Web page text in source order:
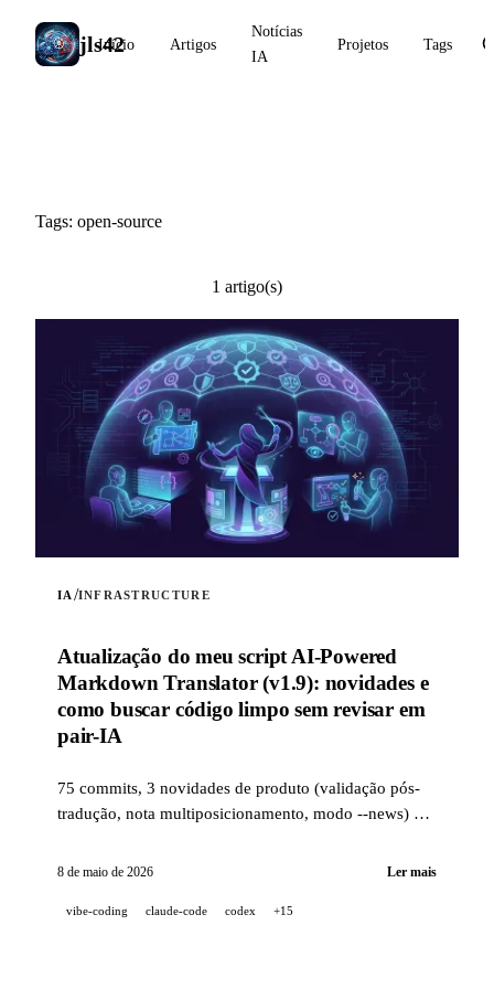
jls42
Início Artigos
Notícias
IA
Projetos Tags
Tags: open-source
1 artigo(s)
IA /INFRASTRUCTURE
Atualização do meu script AI-Powered
Markdown Translator (v1.9): novidades e
como buscar código limpo sem revisar em
pair-IA
75 commits, 3 novidades de produto (validação pós-
tradução, nota multiposicionamento, modo --news) e
testes, revisão de PR assistida por IA) para buscar
desenvolvido em pair-IA.
8 de maio de 2026 Ler mais
vibe-coding claude-code codex +15